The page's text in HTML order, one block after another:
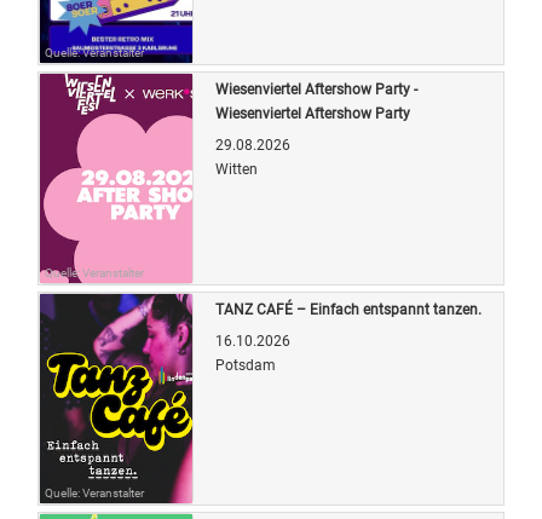
Quelle: Veranstalter
Quelle: Veranstalter
Wiesenviertel Aftershow Party -
Wiesenviertel Aftershow Party
29.08.2026
Witten
Quelle: Veranstalter
TANZ CAFÉ – Einfach entspannt tanzen.
16.10.2026
Potsdam